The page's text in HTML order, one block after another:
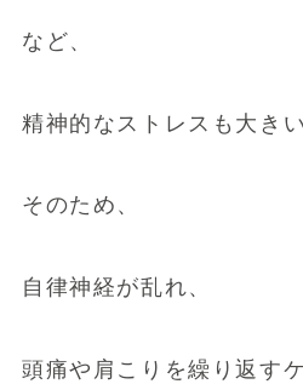
など、
精神的なストレスも大きい
そのため、
自律神経が乱れ、
頭痛や肩こりを繰り返す